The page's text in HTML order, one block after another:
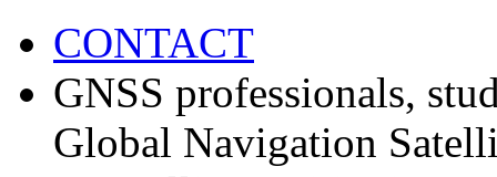
CONTACT
GNSS professionals,
Global Navigation